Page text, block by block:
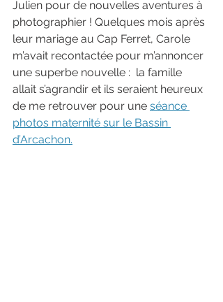
Julien pour de nouvelles aventures à
photographier ! Quelques mois après
leur mariage au Cap Ferret, Carole
m’avait recontactée pour m’annoncer
une superbe nouvelle :  la famille
allait s’agrandir et ils seraient heureux
de me retrouver pour une séance
photos maternité sur le Bassin
d’Arcachon.